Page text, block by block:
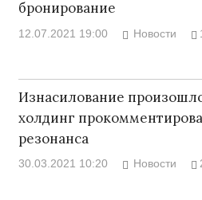
бронирование
12.07.2021 19:00 Новости
Изнасилование
холдинг
резонанса
30.03.2021 10:20 Новости